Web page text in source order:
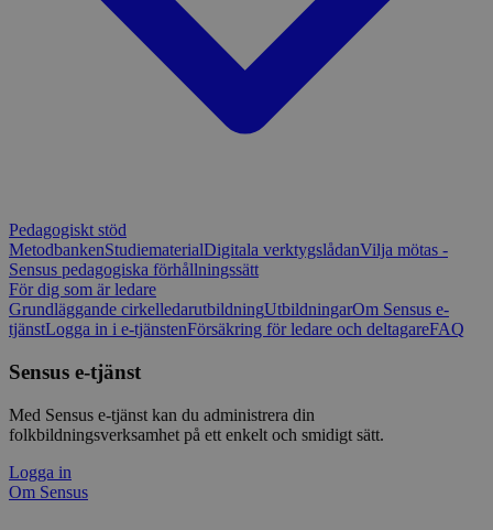
Pedagogiskt stöd
MetodbankenStudiematerialDigitala verktygslådanVilja mötas -
Sensus pedagogiska förhållningssätt
För dig som är ledare
Grundläggande cirkelledarutbildningUtbildningarOm Sensus e-
tjänstLogga in i e-tjänstenFörsäkring för ledare och deltagareFAQ
Sensus e-tjänst
Med Sensus e-tjänst kan du administrera din
folkbildningsverksamhet på ett enkelt och smidigt sätt.
Logga in
Om Sensus